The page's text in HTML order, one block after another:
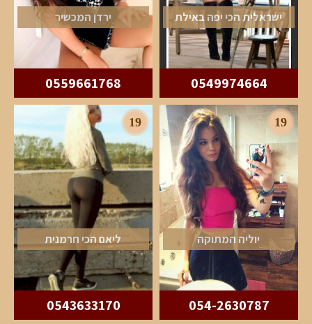
ישראלית הכי יפה באילת
0549974664
ירדן המכשיר
0559661768
19
יוליה המתוקה
054-2630787
19
ליאם הכי חרמנית
0543633170